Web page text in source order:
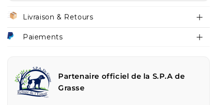
Livraison & Retours
Paiements
Partenaire officiel de la S.P.A de
Grasse